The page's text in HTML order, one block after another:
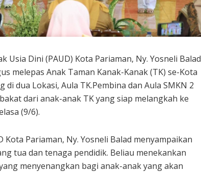
Usia Dini (PAUD) Kota Pariaman, Ny. Yosneli Balad
melepas Anak Taman Kanak-Kanak (TK) se-Kota
di dua Lokasi, Aula TK.Pembina dan Aula SMKN 2
dari anak-anak TK yang siap melangkah ke
(9/6).
Kota Pariaman, Ny. Yosneli Balad menyampaikan
tua dan tenaga pendidik. Beliau menekankan
menyenangkan bagi anak-anak yang akan